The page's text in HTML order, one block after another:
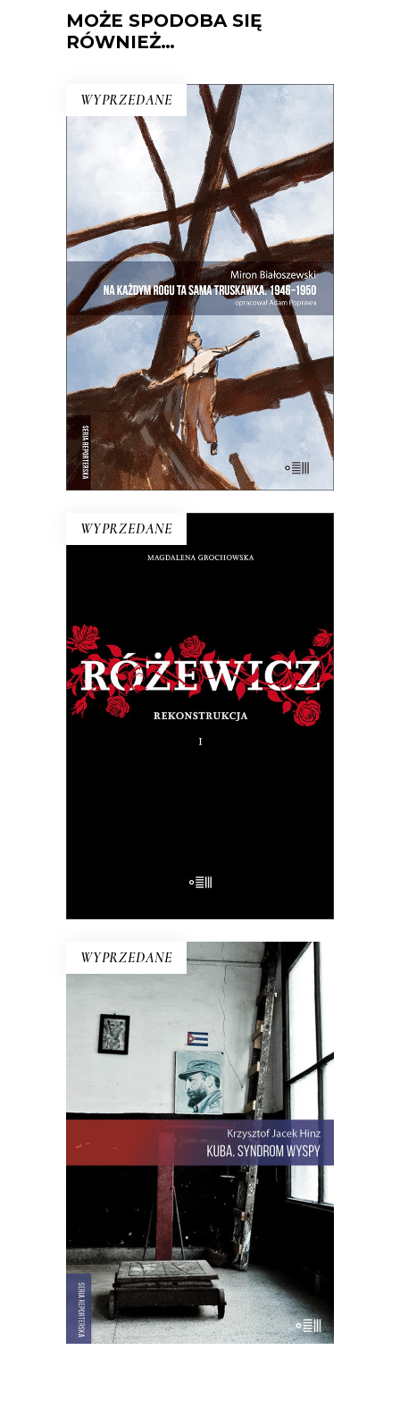
MOŻE SPODOBA SIĘ
RÓWNIEŻ…
WYPRZEDANE
E-BOOK DO KOSZYKA
NA KAŻDYM ROGU TA SAMA
TRUSKAWKA
Zupełnie nowe miasto. Jakaś inna
Warszawa na starych śmieciach. Skąd
się wzięła?
50.00zł 25.00zł
WYPRZEDANE
E-BOOK DO KOSZYKA
RÓŻEWICZ. REKONSTRUKCJA
(tom 1)
Na pytanie: „Kim jesteś?”, Tadeusz
Różewicz odpowiedział przed laty: „Kto
mnie uważnie czyta, ten wie”.
WYPRZEDANE
E-BOOK DO KOSZYKA
KUBA. SYNDROM WYSPY
Rewolucja i dysydenci, Kubanki
walczące o podpaski i Kubańczycy,
którzy obrażają rewolucję szortami i
sandałami. Jest tu dawna świetność
Hawany, są prosięta hodowane w
wannach i jest krowa – bohaterka
rewolucji.
44.00 zł 22.00zł